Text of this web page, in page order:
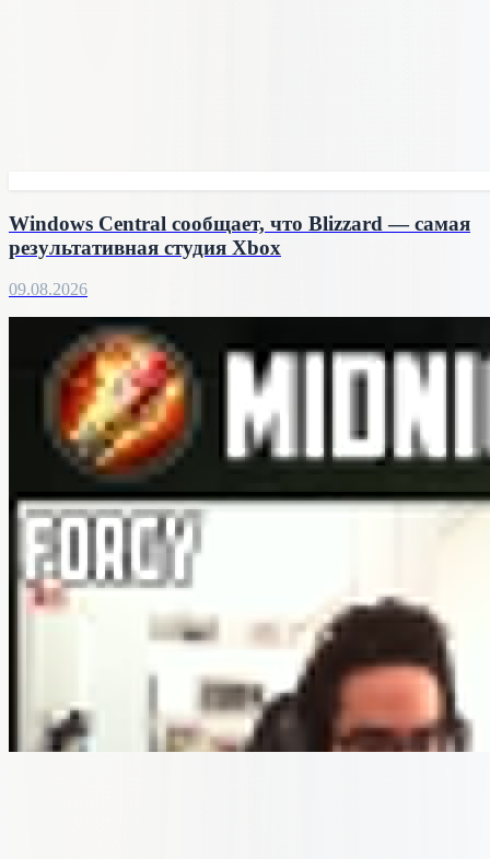
Windows Central сообщает, что Blizzard — самая
результативная студия Xbox
09.08.2026